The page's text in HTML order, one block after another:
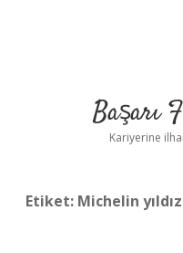
Başarı
Kariyerine
Etiket: Michelin